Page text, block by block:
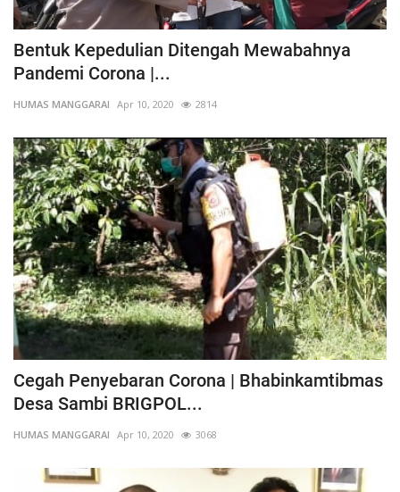
Bentuk Kepedulian Ditengah Mewabahnya
Pandemi Corona |...
HUMAS MANGGARAI Apr 10, 2020 2814
Cegah Penyebaran Corona | Bhabinkamtibmas
Desa Sambi BRIGPOL...
HUMAS MANGGARAI Apr 10, 2020 3068